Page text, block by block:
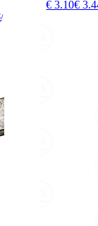
€ 3.10€